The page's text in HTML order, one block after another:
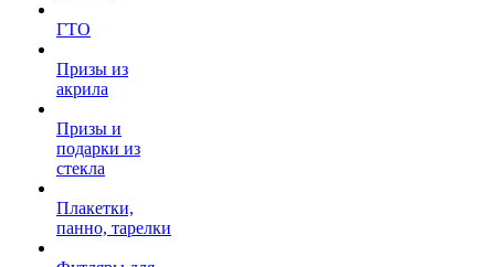
ГТО
Призы из
акрила
Призы и
подарки из
стекла
Плакетки,
панно, тарелки